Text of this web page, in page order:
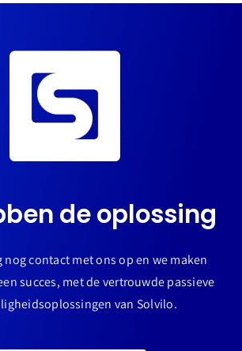
de oplossing
nog contact met ons op en we maken
succes, met de vertrouwde passieve
van Solvilo.